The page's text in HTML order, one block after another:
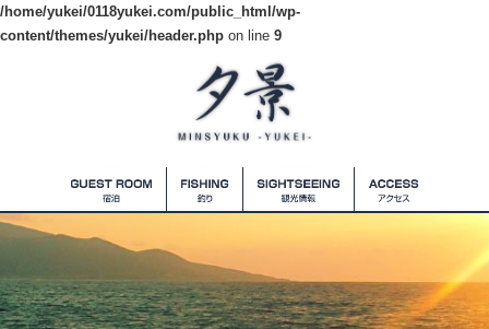
/home/yukei/0118yukei.com/public_html/wp-
content/themes/yukei/header.php on line 9